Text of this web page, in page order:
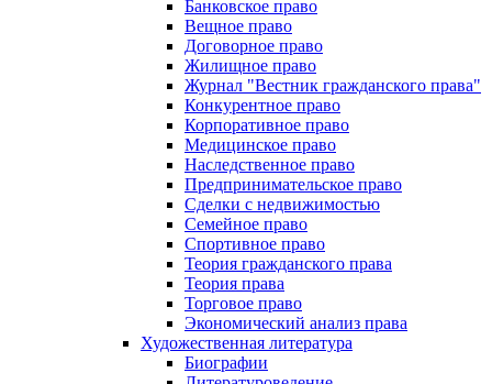
Банковское право
Вещное право
Договорное право
Жилищное право
Журнал "Вестник гражданского права"
Конкурентное право
Корпоративное право
Медицинское право
Наследственное право
Предпринимательское право
Сделки с недвижимостью
Семейное право
Спортивное право
Теория гражданского права
Теория права
Торговое право
Экономический анализ права
Художественная литература
Биографии